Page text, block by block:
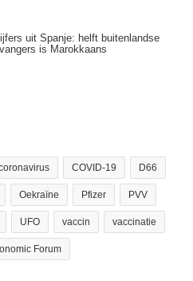
uit Spanje: helft buitenlandse
is Marokkaans
COVID-19 D66
Oekraïne Pfizer PVV
UFO vaccin vaccinatie
Forum